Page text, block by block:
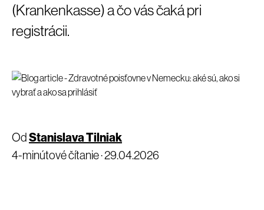
(Krankenkasse) a čo vás čaká pri
registrácii.
OdStanislava Tilniak
4-minútové čítanie ·29.04.2026